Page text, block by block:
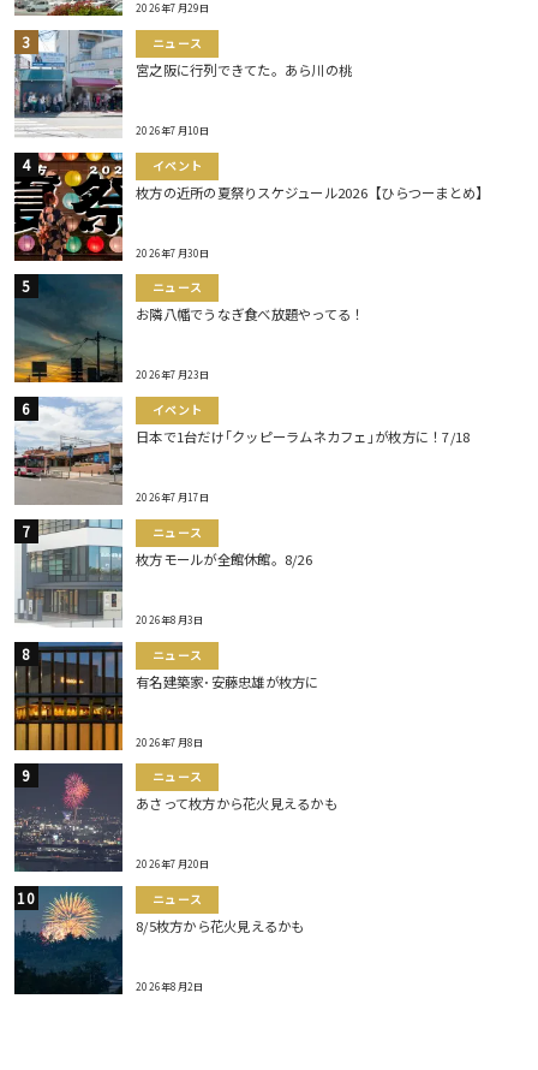
2026年7月29日
ニュース
宮之阪に行列できてた。あら川の桃
2026年7月10日
イベント
枚方の近所の夏祭りスケジュール2026【ひらつーまとめ】
2026年7月30日
ニュース
お隣八幡でうなぎ食べ放題やってる！
2026年7月23日
イベント
日本で1台だけ｢クッピーラムネカフェ｣が枚方に！7/18
2026年7月17日
ニュース
枚方モールが全館休館。8/26
2026年8月3日
ニュース
有名建築家･安藤忠雄が枚方に
2026年7月8日
ニュース
あさって枚方から花火見えるかも
2026年7月20日
ニュース
8/5枚方から花火見えるかも
2026年8月2日